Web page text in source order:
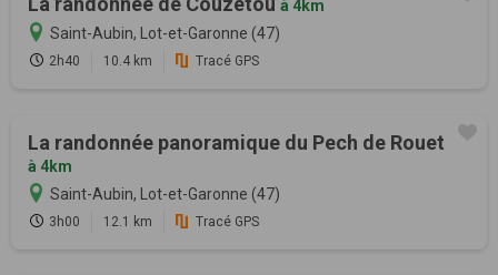
à 4km
Saint-Aubin, Lot-et-Garonne (47)
2h40 10.4 km Tracé GPS
La randonnée panoramique du Pech de Rouet
à 4km
Saint-Aubin, Lot-et-Garonne (47)
3h00 12.1 km Tracé GPS